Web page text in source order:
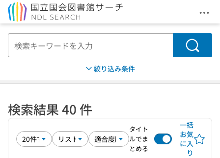
メ
検索
絞り込み条件
検索結果 40 件
タイト
ルでま
とめる
一括
お気
に入
り